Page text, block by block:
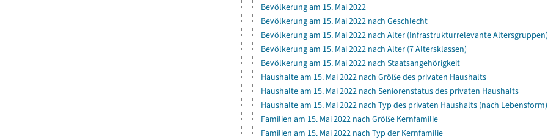
Bevölkerung am 15. Mai 2022
Bevölkerung am 15. Mai 2022 nach Geschlecht
Bevölkerung am 15. Mai 2022 nach Alter (Infrastrukturrelevante Altersgruppen)
Bevölkerung am 15. Mai 2022 nach Alter (7 Altersklassen)
Bevölkerung am 15. Mai 2022 nach Staatsangehörigkeit
Haushalte am 15. Mai 2022 nach Größe des privaten Haushalts
Haushalte am 15. Mai 2022 nach Seniorenstatus des privaten Haushalts
Haushalte am 15. Mai 2022 nach Typ des privaten Haushalts (nach Lebensform)
Familien am 15. Mai 2022 nach Größe Kernfamilie
Familien am 15. Mai 2022 nach Typ der Kernfamilie